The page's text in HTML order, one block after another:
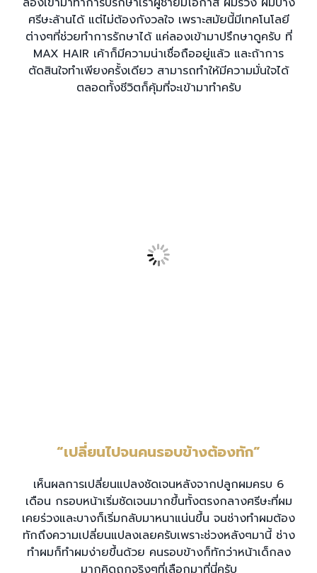
ศรีษะล้านได้ แต่ไม่ต้องกังวลใจ เพราะสมัยนี้มีเทคโนโลยี
ต่างๆที่ช่วยทำการรักษาได้ แค่ลองเข้ามาปรึกษาดูครับ ที่
MAX HAIR เค้าก็มีความน่าเชื่อถืออยู่แล้ว และถ้าการ
ตัดสินใจทำเพียงครั้งเดียว สามารถทำให้มีความมั่นใจได้
ตลอดทั้งชีวิตก็คุ้มที่จะเข้ามาทำครับ
“เปลี่ยนไปจนคนรอบข้างต้องทัก”
เห็นผลการเปลี่ยนแปลงชัดเจนหลังจากปลูกผมครบ 6
เดือน กรอบหน้าเริ่มชัดเจนมากขึ้นทั้งตรงกลางศรีษะที่ผม
เคยร่วงและบางก็เริ่มกลับมาหนาแน่นขึ้น จนช่างทำผมต้อง
ทักถึงความเปลี่ยนแปลงเลยครับเพราะช่วงหลังๆมานี้ ช่าง
ทำผมก็ทำผมง่ายขึ้นด้วย คนรอบข้างก็ทักว่าหน้าเด็กลง
มากคิดถูกจริงๆที่เลือกมาที่นี่ครับ